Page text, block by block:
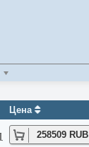
Цена
258509 RUB